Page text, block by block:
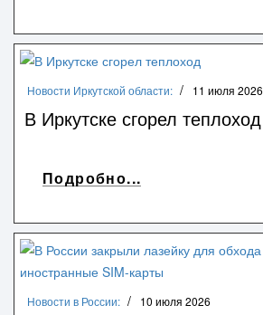
Новости Иркутской области: 11 июля 2026
В Иркутске сгорел теплоход
Подробно...
Новости в России: 10 июля 2026